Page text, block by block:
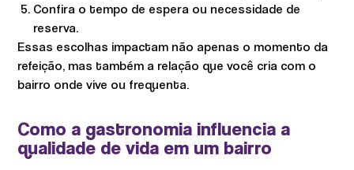
Confira o tempo de espera ou necessidade de
reserva.
Essas escolhas impactam não apenas o momento da
refeição, mas também a relação que você cria com o
bairro onde vive ou frequenta.
Como a gastronomia influencia a
qualidade de vida em um bairro